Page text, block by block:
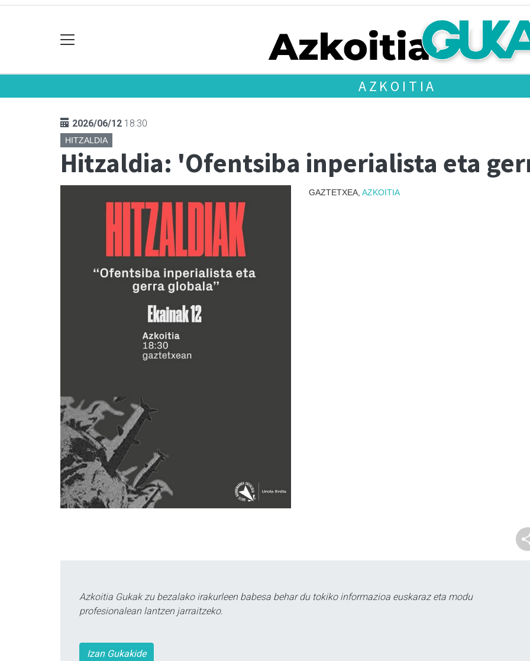
AZKOITIA
2026/06/12 18:30
HITZALDIA
Hitzaldia: 'Ofentsiba inperialista eta
GAZTETXEA, AZKOITIA
Azkoitia Gukak zu bezalako irakurleen babesa behar du tokiko informazioa euskaraz eta modu
profesionalean lantzen jarraitzeko.
Izan Gukakide